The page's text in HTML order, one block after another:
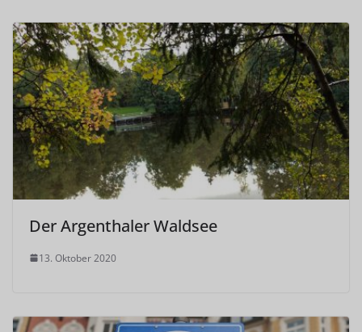
Der Argenthaler Waldsee
13. Oktober 2020